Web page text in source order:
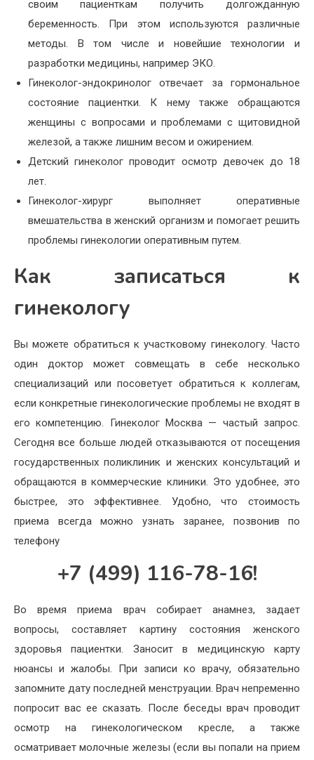
своим пациенткам получить долгожданную
беременность. При этом используются различные
методы. В том числе и новейшие технологии и
разработки медицины, например ЭКО.
Гинеколог-эндокринолог отвечает за гормональное
состояние пациентки. К нему также обращаются
женщины с вопросами и проблемами с щитовидной
железой, а также лишним весом и ожирением.
Детский гинеколог проводит осмотр девочек до 18
лет.
Гинеколог-хирург выполняет оперативные
вмешательства в женский организм и помогает решить
проблемы гинекологии оперативным путем.
Как записаться к
гинекологу
Вы можете обратиться к участковому гинекологу. Часто
один доктор может совмещать в себе несколько
специализаций или посоветует обратиться к коллегам,
если конкретные гинекологические проблемы не входят в
его компетенцию. Гинеколог Москва — частый запрос.
Сегодня все больше людей отказываются от посещения
государственных поликлиник и женских консультаций и
обращаются в коммерческие клиники. Это удобнее, это
быстрее, это эффективнее. Удобно, что стоимость
приема всегда можно узнать заранее, позвонив по
телефону
+7 (499) 116-78-16!
Во время приема врач собирает анамнез, задает
вопросы, составляет картину состояния женского
здоровья пациентки. Заносит в медицинскую карту
нюансы и жалобы. При записи ко врачу, обязательно
запомните дату последней менструации. Врач непременно
попросит вас ее сказать. После беседы врач проводит
осмотр на гинекологическом кресле, а также
осматривает молочные железы (если вы попали на прием